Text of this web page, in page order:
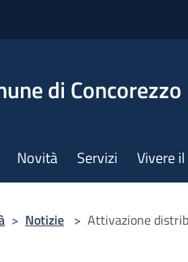
di Concorezzo
Novità Servizi Vivere
> Notizie > Attivazione